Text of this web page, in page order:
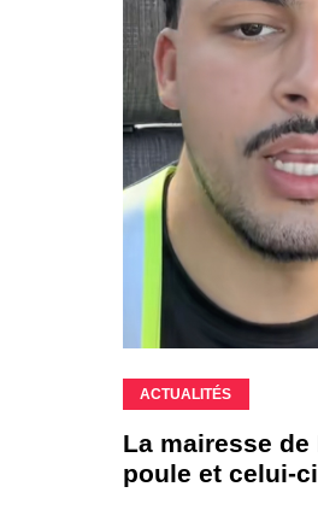
ACTUALITÉS
La mairesse
poule et celui-